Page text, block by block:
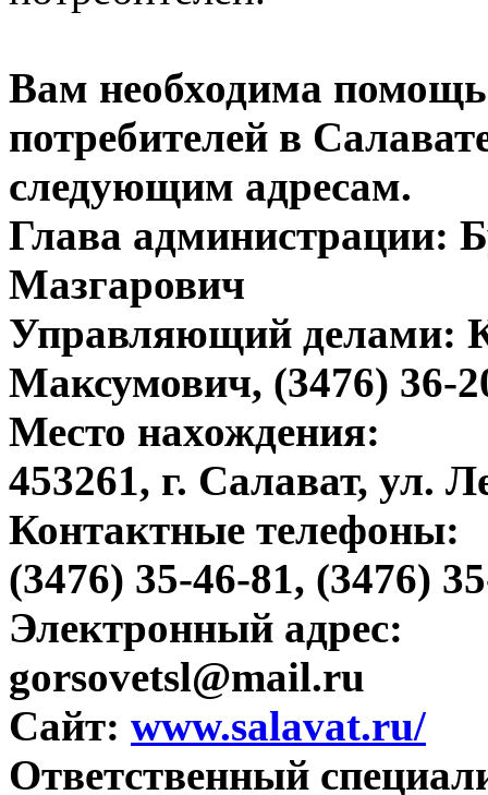
Вам необходима
потребителей в
следующим адресам.
Глава администрации:
Мазгарович
Управляющий делами:
Максумович, (3476) 36-
Место нахождения:
453261, г. Салават, ул.
Контактные телефоны:
(3476) 35-46-81, (3476)
Электронный адрес:
gorsovetsl@mail.ru
Сайт: www.salavat.ru/
Ответственный